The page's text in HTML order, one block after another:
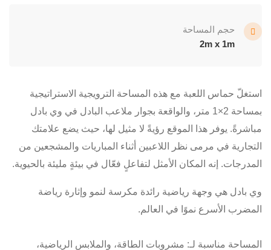
حجم المساحة
2m x 1m
استغلّ حماس اللعبة مع هذه المساحة الترويجية الاستراتيجية
بمساحة 2×1 متر، والواقعة بجوار ملاعب البادل في وي بادل
مباشرةً. يوفر هذا الموقع رؤيةً لا مثيل لها، حيث يضع علامتك
التجارية في مرمى نظر اللاعبين أثناء المباريات والمشجعين من
المدرجات. إنه المكان الأمثل لتفاعلٍ فعّال في بيئةٍ مليئة بالحيوية.
وي بادل هي وجهة رياضية رائدة مكرسة لنمو وإثارة رياضة
المضرب الأسرع نموًا في العالم.
المساحة مناسبة لـ: مشروبات الطاقة، والملابس الرياضية،